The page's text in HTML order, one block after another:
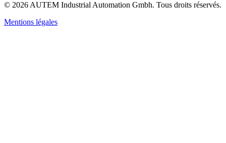
© 2026 AUTEM Industrial Automation Gmbh. Tous droits réservés.
Mentions légales